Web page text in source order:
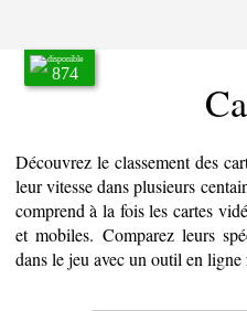
disponible
874
Découvrez le classement des
leur vitesse dans plusieurs
comprend à la fois les cartes
et mobiles. Comparez leurs
dans le jeu avec un outil en